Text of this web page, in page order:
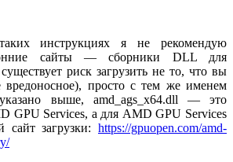
инструкциях я не рекомендую
сайты — сборники DLL для
риск загрузить не то, что вы
вредоносное), просто с тем же именем
выше, amd_ags_x64.dll — это
GPU Services, а для AMD GPU Services
сайт загрузки: https://gpuopen.com/amd-